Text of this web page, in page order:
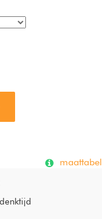
must voor de extra
maattabel